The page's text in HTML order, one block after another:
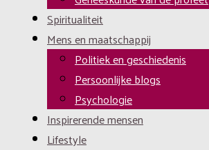
Spiritualiteit
Mens en maatschappij
Politiek en geschiedenis
Persoonlijke blogs
Psychologie
Inspirerende mensen
Lifestyle